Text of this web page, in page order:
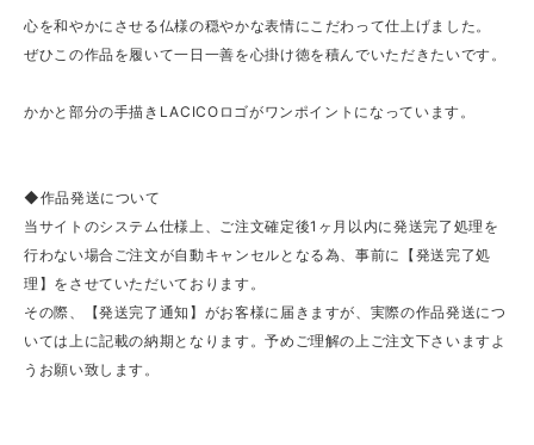
心を和やかにさせる仏様の穏やかな表情にこだわって仕上げました。
ぜひこの作品を履いて一日一善を心掛け徳を積んでいただきたいです。
かかと部分の手描きLACICOロゴがワンポイントになっています。
◆作品発送について
当サイトのシステム仕様上、ご注文確定後1ヶ月以内に発送完了処理を
行わない場合ご注文が自動キャンセルとなる為、事前に【発送完了処
理】をさせていただいております。
その際、【発送完了通知】がお客様に届きますが、実際の作品発送につ
いては上に記載の納期となります。予めご理解の上ご注文下さいますよ
うお願い致します。